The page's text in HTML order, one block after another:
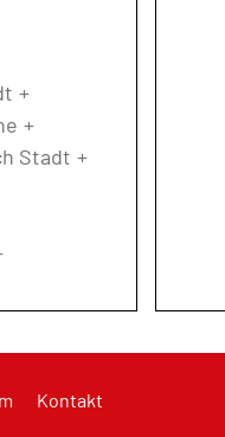
Stadt
Kontakt